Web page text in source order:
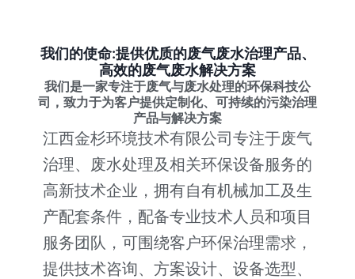
我们的使命:提供优质的废气废水治理产品、
高效的废气废水解决方案
我们是一家专注于废气与废水处理的环保科技公
司，致力于为客户提供定制化、可持续的污染治理
产品与解决方案
江西金杉环境技术有限公司专注于废气
治理、废水处理及相关环保设备服务的
高新技术企业，拥有自有机械加工及生
产配套条件，配备专业技术人员和项目
服务团队，可围绕客户环保治理需求，
提供技术咨询、方案设计、设备选型、